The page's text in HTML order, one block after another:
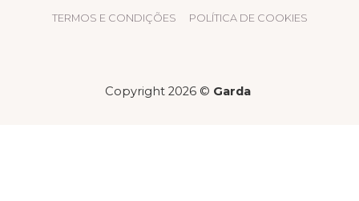
TERMOS E CONDIÇÕES POLÍTICA DE COOKIES
Copyright 2026 © Garda